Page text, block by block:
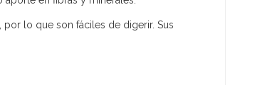
lo que son fáciles de digerir. Sus